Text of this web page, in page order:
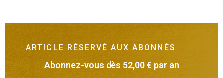
ARTICLE RÉSERVÉ AUX ABONNÉS
Abonnez-vous dès 52,00 € par an